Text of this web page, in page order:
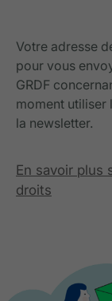
Votre adresse
pour vous
GRDF
moment utiliser
la newsletter.
En savoir plus
droits